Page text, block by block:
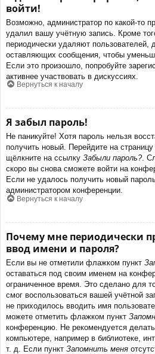
войти!
Возможно, администратор по какой-то
удалил вашу учётную запись. Кроме
периодически удаляют пользователей,
оставляющих сообщения, чтобы
Если это произошло, попробуйте
активнее участвовать в дискуссиях.
Вернуться к началу
Я забыл пароль!
Не паникуйте! Хотя пароль нельзя
получить новый. Перейдите на
щёлкните на ссылку Забыли пароль?.
скоро вы снова сможете войти на
Если не удалось получить новый
администратором конференции.
Вернуться к началу
Почему мне периодически
ввод имени и пароля?
Если вы не отметили флажком пункт
оставаться под своим именем на
ограниченное время. Это сделано для
смог воспользоваться вашей учётной
не приходилось вводить имя
можете отметить флажком пункт
конференцию. Не рекомендуется
компьютере, например в библиотеке,
т. д. Если пункт Запомнить меня